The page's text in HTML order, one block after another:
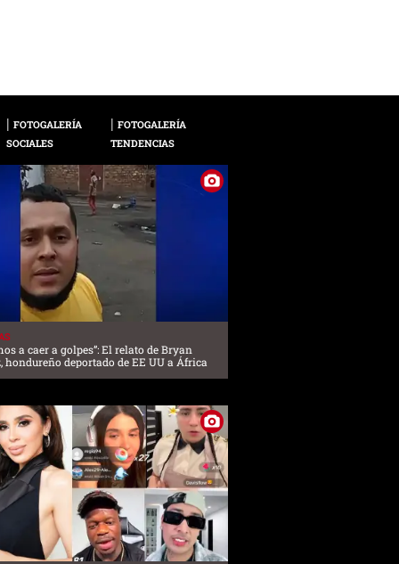
FOTOGALERÍA
SOCIALES
FOTOGALERÍA
TENDENCIAS
a caer a golpes”: El relato de Bryan
hondureño deportado de EE UU a África